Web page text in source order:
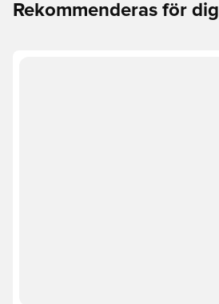
Rekommenderas för dig